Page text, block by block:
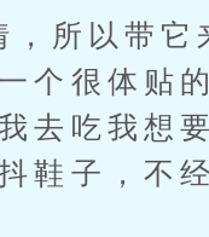
所以带它
个很体贴
去吃我想
鞋子，不